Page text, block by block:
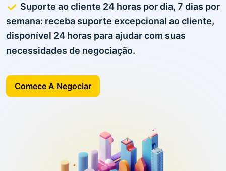
Suporte ao cliente 24 horas por dia, 7 dias por
semana: receba suporte excepcional ao cliente,
disponível 24 horas para ajudar com suas
necessidades de negociação.
Comece A Negociar